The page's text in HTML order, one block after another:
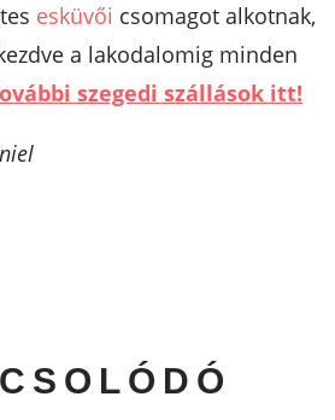
esküvői csomagot alkotnak,
a lakodalomig minden
szegedi szállások itt!